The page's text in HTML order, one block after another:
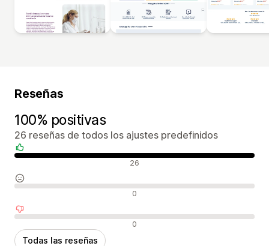
Reseñas
100% positivas
26 reseñas de todos los ajustes predefinidos
Reseñas positivas 26
Reseñas neutras 0
Reseñas negativas 0
Todas las reseñas